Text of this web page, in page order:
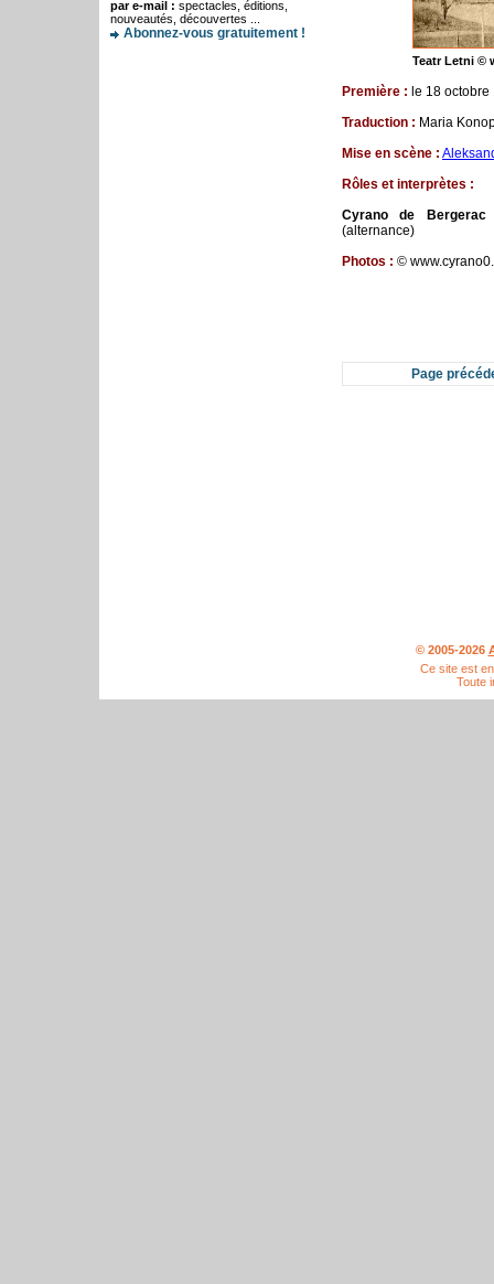
par e-mail : spectacles, éditions,
nouveautés, découvertes ...
Abonnez-vous gratuitement !
Teatr Letni ©
Première : le 18 octobre
Traduction : Maria
Mise en scène :
Rôles et interprètes :
Cyrano de Bergerac
(alternance)
Photos : ©
Page
© 2005-2026
Ce site est
Toute